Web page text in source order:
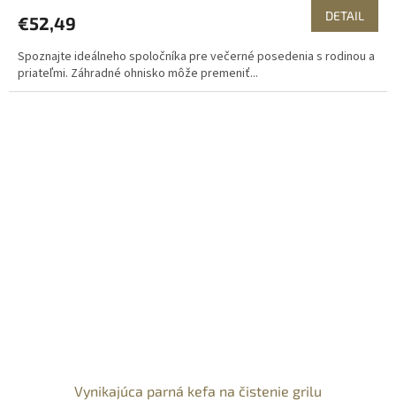
€52,49 DETAIL
Spoznajte ideálneho spoločníka pre večerné posedenia s rodinou a
priateľmi. Záhradné ohnisko môže premeniť...
Vynikajúca parná kefa na čistenie grilu